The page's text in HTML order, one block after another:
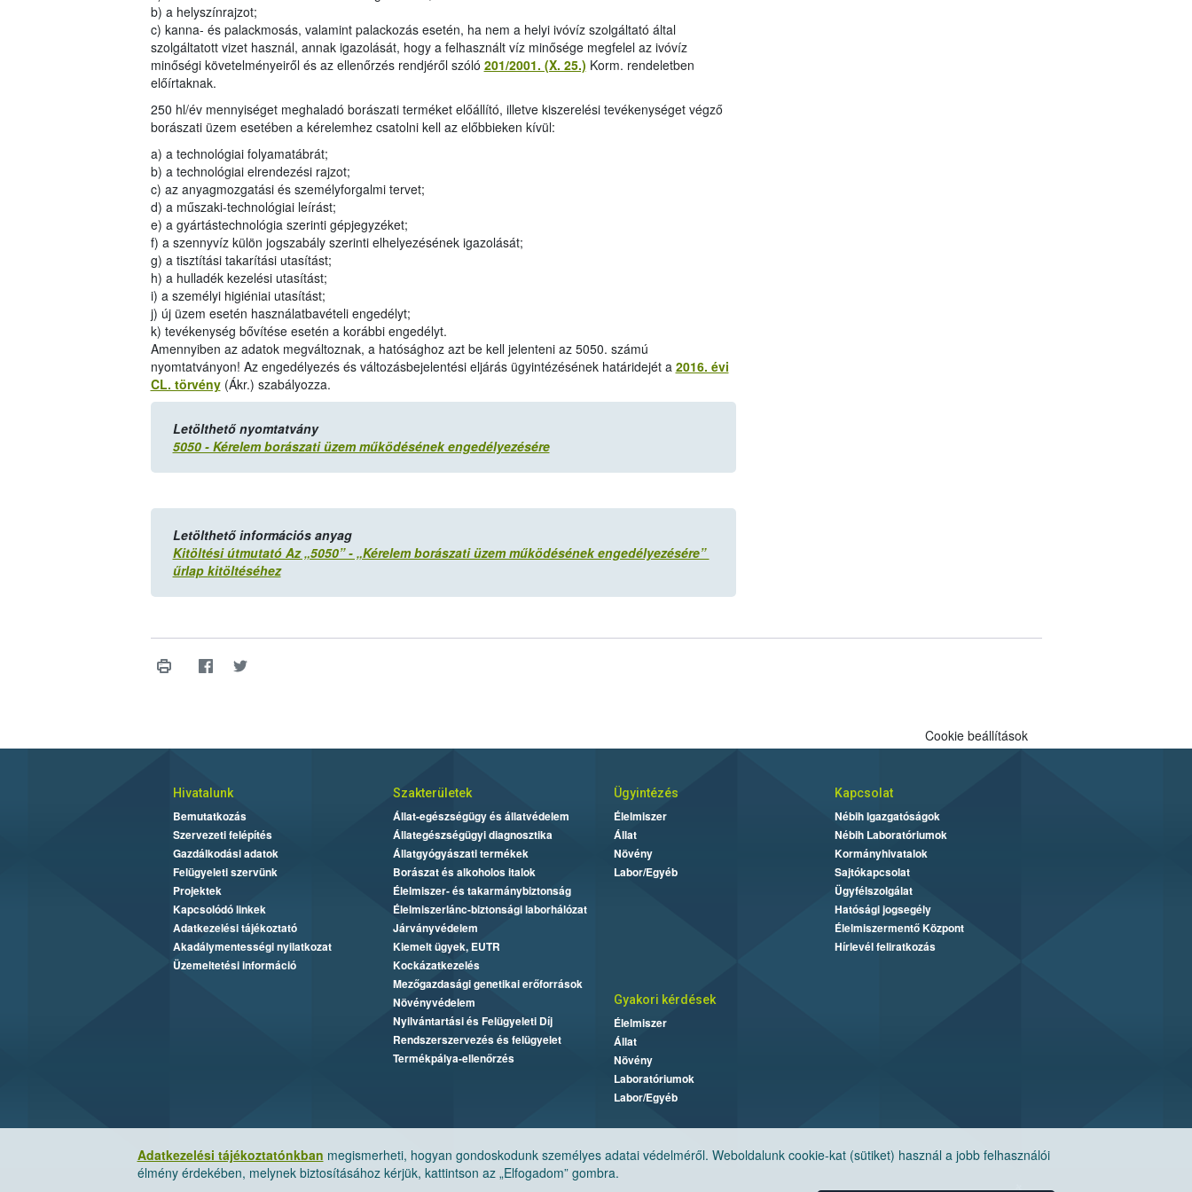
b) a helyszínrajzot;
c) kanna- és palackmosás, valamint palackozás esetén, ha nem a helyi ivóvíz szolgáltató által
szolgáltatott vizet használ, annak igazolását, hogy a felhasznált víz minősége megfelel az ivóvíz
minőségi követelményeiről és az ellenőrzés rendjéről szóló 201/2001. (X. 25.) Korm. rendeletben
előírtaknak.
250 hl/év mennyiséget meghaladó borászati terméket előállító, illetve kiszerelési tevékenységet végző
borászati üzem esetében a kérelemhez csatolni kell az előbbieken kívül:
a) a technológiai folyamatábrát;
b) a technológiai elrendezési rajzot;
c) az anyagmozgatási és személyforgalmi tervet;
d) a műszaki-technológiai leírást;
e) a gyártástechnológia szerinti gépjegyzéket;
f) a szennyvíz külön jogszabály szerinti elhelyezésének igazolását;
g) a tisztítási takarítási utasítást;
h) a hulladék kezelési utasítást;
i) a személyi higiéniai utasítást;
j) új üzem esetén használatbavételi engedélyt;
k) tevékenység bővítése esetén a korábbi engedélyt.
Amennyiben az adatok megváltoznak, a hatósághoz azt be kell jelenteni az 5050. számú
nyomtatványon! Az engedélyezés és változásbejelentési eljárás ügyintézésének határidejét a 2016. évi
CL. törvény(Ákr.) szabályozza.
Letölthető nyomtatvány
5050 - Kérelem borászati üzem működésének engedélyezésére
Letölthető információs anyag
Kitöltési útmutató Az „5050” - „Kérelem borászati üzem működésének engedélyezésére”
űrlap kitöltéséhez
Adatkezelési tájékoztatónkban megismerheti, hogyan gondoskodunk személyes adatai védelméről. Weboldalunk cookie-kat (sütiket) használ a jobb felhasználói
élmény érdekében, melynek biztosításához kérjük, kattintson az „Elfogadom” gombra.
Cookie beállítások
Hivatalunk
Bemutatkozás
Szervezeti felépítés
Gazdálkodási adatok
Felügyeleti szervünk
Projektek
Kapcsolódó linkek
Adatkezelési tájékoztató
Akadálymentességi nyilatkozat
Üzemeltetési információ
Szakterületek
Állat-egészségügy és állatvédelem
Állategészségügyi diagnosztika
Állatgyógyászati termékek
Borászat és alkoholos italok
Élelmiszer- és takarmánybiztonság
Élelmiszerlánc-biztonsági laborhálózat
Járványvédelem
Kiemelt ügyek, EUTR
Kockázatkezelés
Mezőgazdasági genetikai erőforrások
Növényvédelem
Nyilvántartási és Felügyeleti Díj
Rendszerszervezés és felügyelet
Termékpálya-ellenőrzés
Ügyintézés
Élelmiszer
Állat
Növény
Labor/Egyéb
Kapcsolat
Nébih Igazgatóságok
Nébih Laboratóriumok
Kormányhivatalok
Sajtókapcsolat
Ügyfélszolgálat
Hatósági jogsegély
Élelmiszermentő Központ
Hírlevél feliratkozás
Gyakori kérdések
Élelmiszer
Állat
Növény
Laboratóriumok
Labor/Egyéb